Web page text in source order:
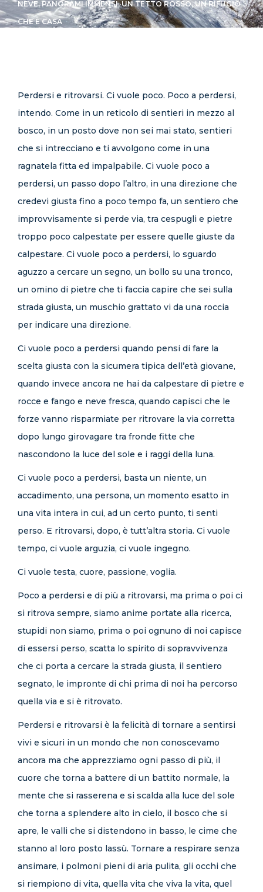
CONTATTI
NEVE, PANORAMI IMMENSI, UN TETTO ROSSO, UN RIFUGIO
CHE È CASA
Perdersi e ritrovarsi. Ci vuole poco. Poco a perdersi,
intendo. Come in un reticolo di sentieri in mezzo al
bosco, in un posto dove non sei mai stato, sentieri
che si intrecciano e ti avvolgono come in una
ragnatela fitta ed impalpabile. Ci vuole poco a
perdersi, un passo dopo l’altro, in una direzione che
credevi giusta fino a poco tempo fa, un sentiero che
improvvisamente si perde via, tra cespugli e pietre
troppo poco calpestate per essere quelle giuste da
calpestare. Ci vuole poco a perdersi, lo sguardo
aguzzo a cercare un segno, un bollo su una tronco,
un omino di pietre che ti faccia capire che sei sulla
strada giusta, un muschio grattato vi da una roccia
per indicare una direzione.
Ci vuole poco a perdersi quando pensi di fare la
scelta giusta con la sicumera tipica dell’età giovane,
quando invece ancora ne hai da calpestare di pietre e
rocce e fango e neve fresca, quando capisci che le
forze vanno risparmiate per ritrovare la via corretta
dopo lungo girovagare tra fronde fitte che
nascondono la luce del sole e i raggi della luna.
Ci vuole poco a perdersi, basta un niente, un
accadimento, una persona, un momento esatto in
una vita intera in cui, ad un certo punto, ti senti
perso. E ritrovarsi, dopo, è tutt’altra storia. Ci vuole
tempo, ci vuole arguzia, ci vuole ingegno.
Ci vuole testa, cuore, passione, voglia.
Poco a perdersi e di più a ritrovarsi, ma prima o poi ci
si ritrova sempre, siamo anime portate alla ricerca,
stupidi non siamo, prima o poi ognuno di noi capisce
di essersi perso, scatta lo spirito di sopravvivenza
che ci porta a cercare la strada giusta, il sentiero
segnato, le impronte di chi prima di noi ha percorso
quella via e si è ritrovato.
Perdersi e ritrovarsi è la felicità di tornare a sentirsi
vivi e sicuri in un mondo che non conoscevamo
ancora ma che apprezziamo ogni passo di più, il
cuore che torna a battere di un battito normale, la
mente che si rasserena e si scalda alla luce del sole
che torna a splendere alto in cielo, il bosco che si
apre, le valli che si distendono in basso, le cime che
stanno al loro posto lassù. Tornare a respirare senza
ansimare, i polmoni pieni di aria pulita, gli occhi che
si riempiono di vita, quella vita che viva la vita, quel